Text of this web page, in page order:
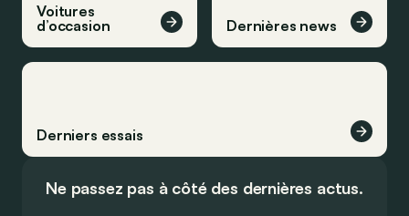
Voitures
d’occasion
Dernières news
Derniers essais
Ne passez pas à côté des dernières actus.